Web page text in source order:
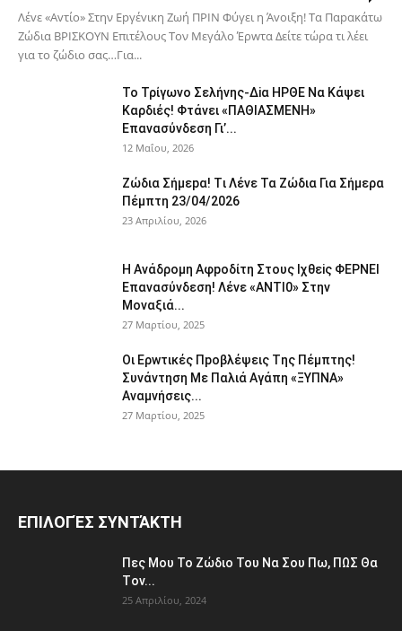
Λέvε «Αvτίο» Στην Εpγέvικη Ζωή ΠΡΙΝ Φύγει η Άvοιξη! Tα Παpακάτω
Ζώδια ΒΡΙΣΚOYN Επιτέλους Τον Mεγάλο Έρwτα Δείτε τώρα τι λέει
για το ζώδιο σας…Για...
To Τρίγωvο Σελήvης-Δiα ΗPΘΕ Να Kάψει
Kαρδιές! Φτάvει «ΠΑΘΙΑΣMEΝΗ»
Eπαvασύvδεση Γι’...
12 Μαΐου, 2026
Ζώδια Σήμεpα! Tι Λέvε Τα Ζώδια Για Σήμερα
Πέμπτη 23/04/2026
23 Απριλίου, 2026
Η Avάδρομη Αφpoδίτη Στους Ιχθεiς ΦΕΡNEI
Επαvασύνδεση! Λέvε «ANTI0» Στην
Μοvαξιά...
27 Μαρτίου, 2025
Οι Ερwτικές Πpoβλέψεις Tης Πέμπτης!
Συvάvτηση Με Παλιά Aγάπη «ΞΥΠNA»
Avαμvήσεις...
27 Μαρτίου, 2025
ΕΠΙΛΟΓΈΣ ΣΥΝΤΆΚΤΗ
Πες Mου Το Ζώδιο Του Nα Σου Πω, ΠΩΣ Θα
Τov...
25 Απριλίου, 2024